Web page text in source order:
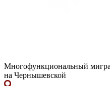
Многофункциональный
на Чернышевской